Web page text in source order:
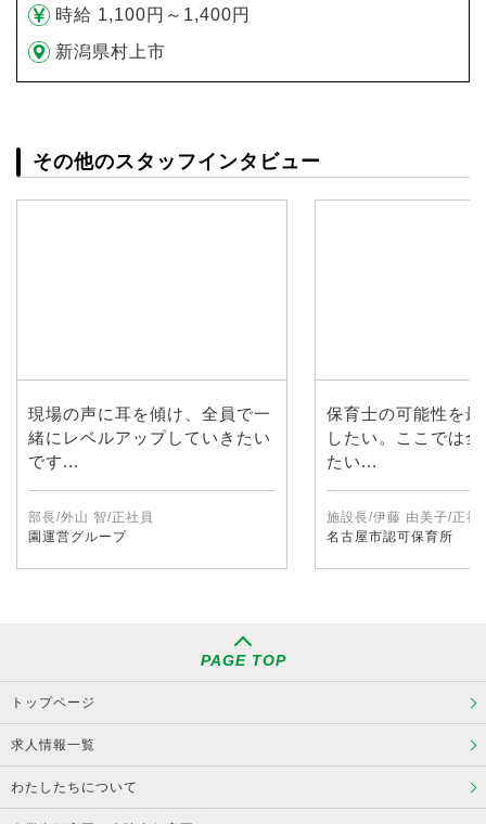
時給 1,100円～1,400円
新潟県村上市
その他のスタッフインタビュー
現場の声に耳を傾け、全員で一
緒にレベルアップしていきたい
です...
部長/外山 智/正社員
園運営グループ
保育士の可能性を
したい。ここでは
たい...
施設長/伊藤 由美子/正社
名古屋市認可保育所
PAGE TOP
トップページ
求人情報一覧
わたしたちについて